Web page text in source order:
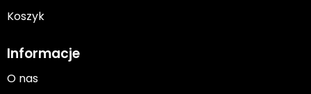
Koszyk
Informacje
O nas